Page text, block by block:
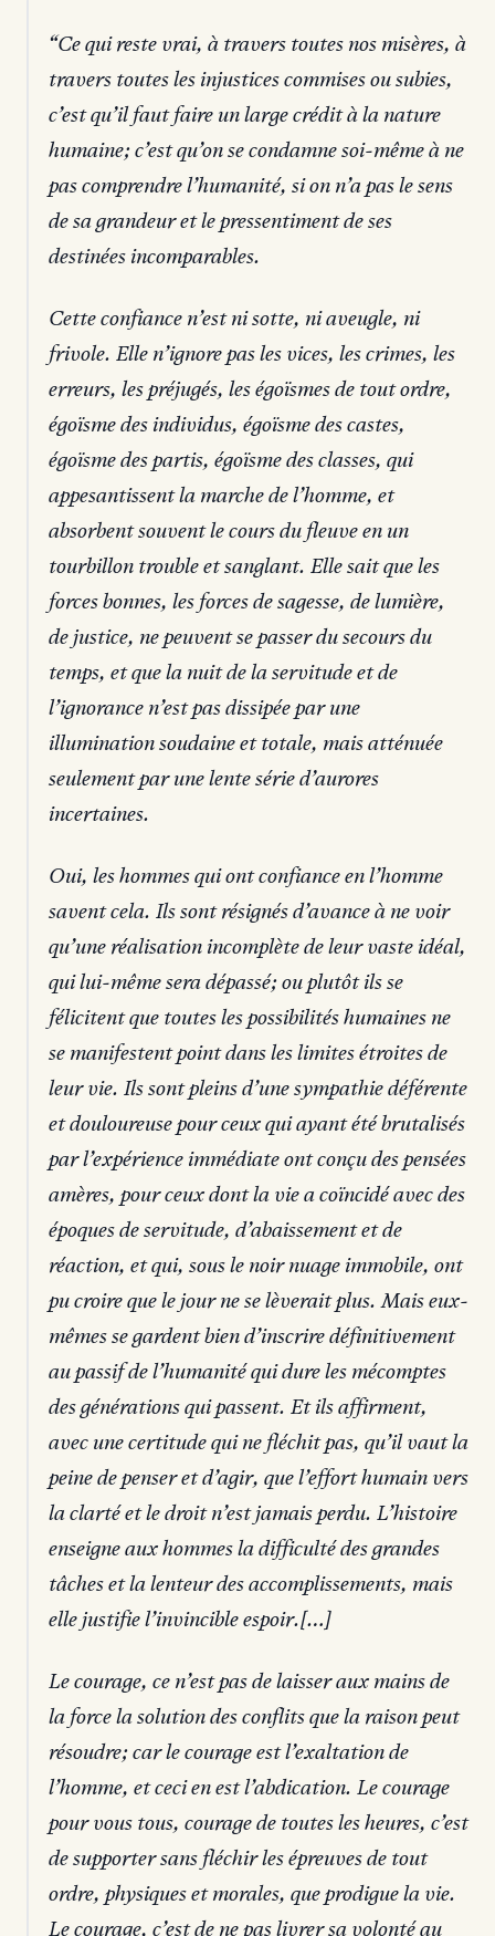
Ce qui reste vrai, à travers toutes nos misères, à
travers toutes les injustices commises ou subies,
c’est qu’il faut faire un large crédit à la nature
humaine; c’est qu’on se condamne soi-même à ne
pas comprendre l’humanité, si on n’a pas le sens
de sa grandeur et le pressentiment de ses
destinées incomparables.
Cette confiance n’est ni sotte, ni aveugle, ni
frivole. Elle n’ignore pas les vices, les crimes, les
erreurs, les préjugés, les égoïsmes de tout ordre,
égoïsme des individus, égoïsme des castes,
égoïsme des partis, égoïsme des classes, qui
appesantissent la marche de l’homme, et
absorbent souvent le cours du fleuve en un
tourbillon trouble et sanglant. Elle sait que les
forces bonnes, les forces de sagesse, de lumière,
de justice, ne peuvent se passer du secours du
temps, et que la nuit de la servitude et de
l’ignorance n’est pas dissipée par une
illumination soudaine et totale, mais atténuée
seulement par une lente série d’aurores
incertaines.
Oui, les hommes qui ont confiance en l’homme
savent cela. Ils sont résignés d’avance à ne voir
qu’une réalisation incomplète de leur vaste idéal,
qui lui-même sera dépassé; ou plutôt ils se
félicitent que toutes les possibilités humaines ne
se manifestent point dans les limites étroites de
leur vie. Ils sont pleins d’une sympathie déférente
et douloureuse pour ceux qui ayant été brutalisés
par l’expérience immédiate ont conçu des pensées
amères, pour ceux dont la vie a coïncidé avec des
époques de servitude, d’abaissement et de
réaction, et qui, sous le noir nuage immobile, ont
pu croire que le jour ne se lèverait plus. Mais eux-
mêmes se gardent bien d’inscrire définitivement
au passif de l’humanité qui dure les mécomptes
des générations qui passent. Et ils affirment,
avec une certitude qui ne fléchit pas, qu’il vaut la
peine de penser et d’agir, que l’effort humain vers
la clarté et le droit n’est jamais perdu. L’histoire
enseigne aux hommes la difficulté des grandes
tâches et la lenteur des accomplissements, mais
elle justifie l’invincible espoir.[…]
Le courage, ce n’est pas de laisser aux mains de
la force la solution des conflits que la raison peut
résoudre; car le courage est l’exaltation de
l’homme, et ceci en est l’abdication. Le courage
pour vous tous, courage de toutes les heures, c’est
de supporter sans fléchir les épreuves de tout
ordre, physiques et morales, que prodigue la vie.
Le courage, c’est de ne pas livrer sa volonté au